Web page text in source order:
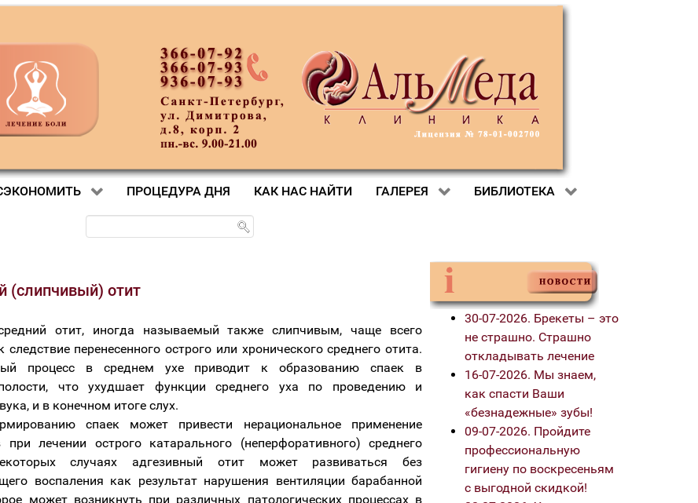
ПРОЦЕДУРА ДНЯ КАК НАС НАЙТИ ГАЛЕРЕЯ БИБЛИОТЕКА
(слипчивый) отит
отит, иногда называемый также слипчивым, чаще всего
следствие перенесенного острого или хронического среднего отита.
процесс в среднем ухе приводит к образованию спаек в
что ухудшает функции среднего уха по проведению и
и в конечном итоге слух.
спаек может привести нерациональное применение
при лечении острого катарального (неперфоративного) среднего
случаях адгезивный отит может развиваться без
воспаления как результат нарушения вентиляции барабанной
может возникнуть при различных патологических процессах в
30-07-2026. Брекеты – это
не страшно. Страшно
откладывать лечение
16-07-2026. Мы знаем,
как спасти Ваши
«безнадежные» зубы!
09-07-2026. Пройдите
профессиональную
гигиену по воскресеньям
с выгодной скидкой!